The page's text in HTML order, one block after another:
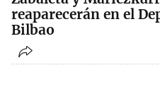
reaparecerán en el
Bilbao